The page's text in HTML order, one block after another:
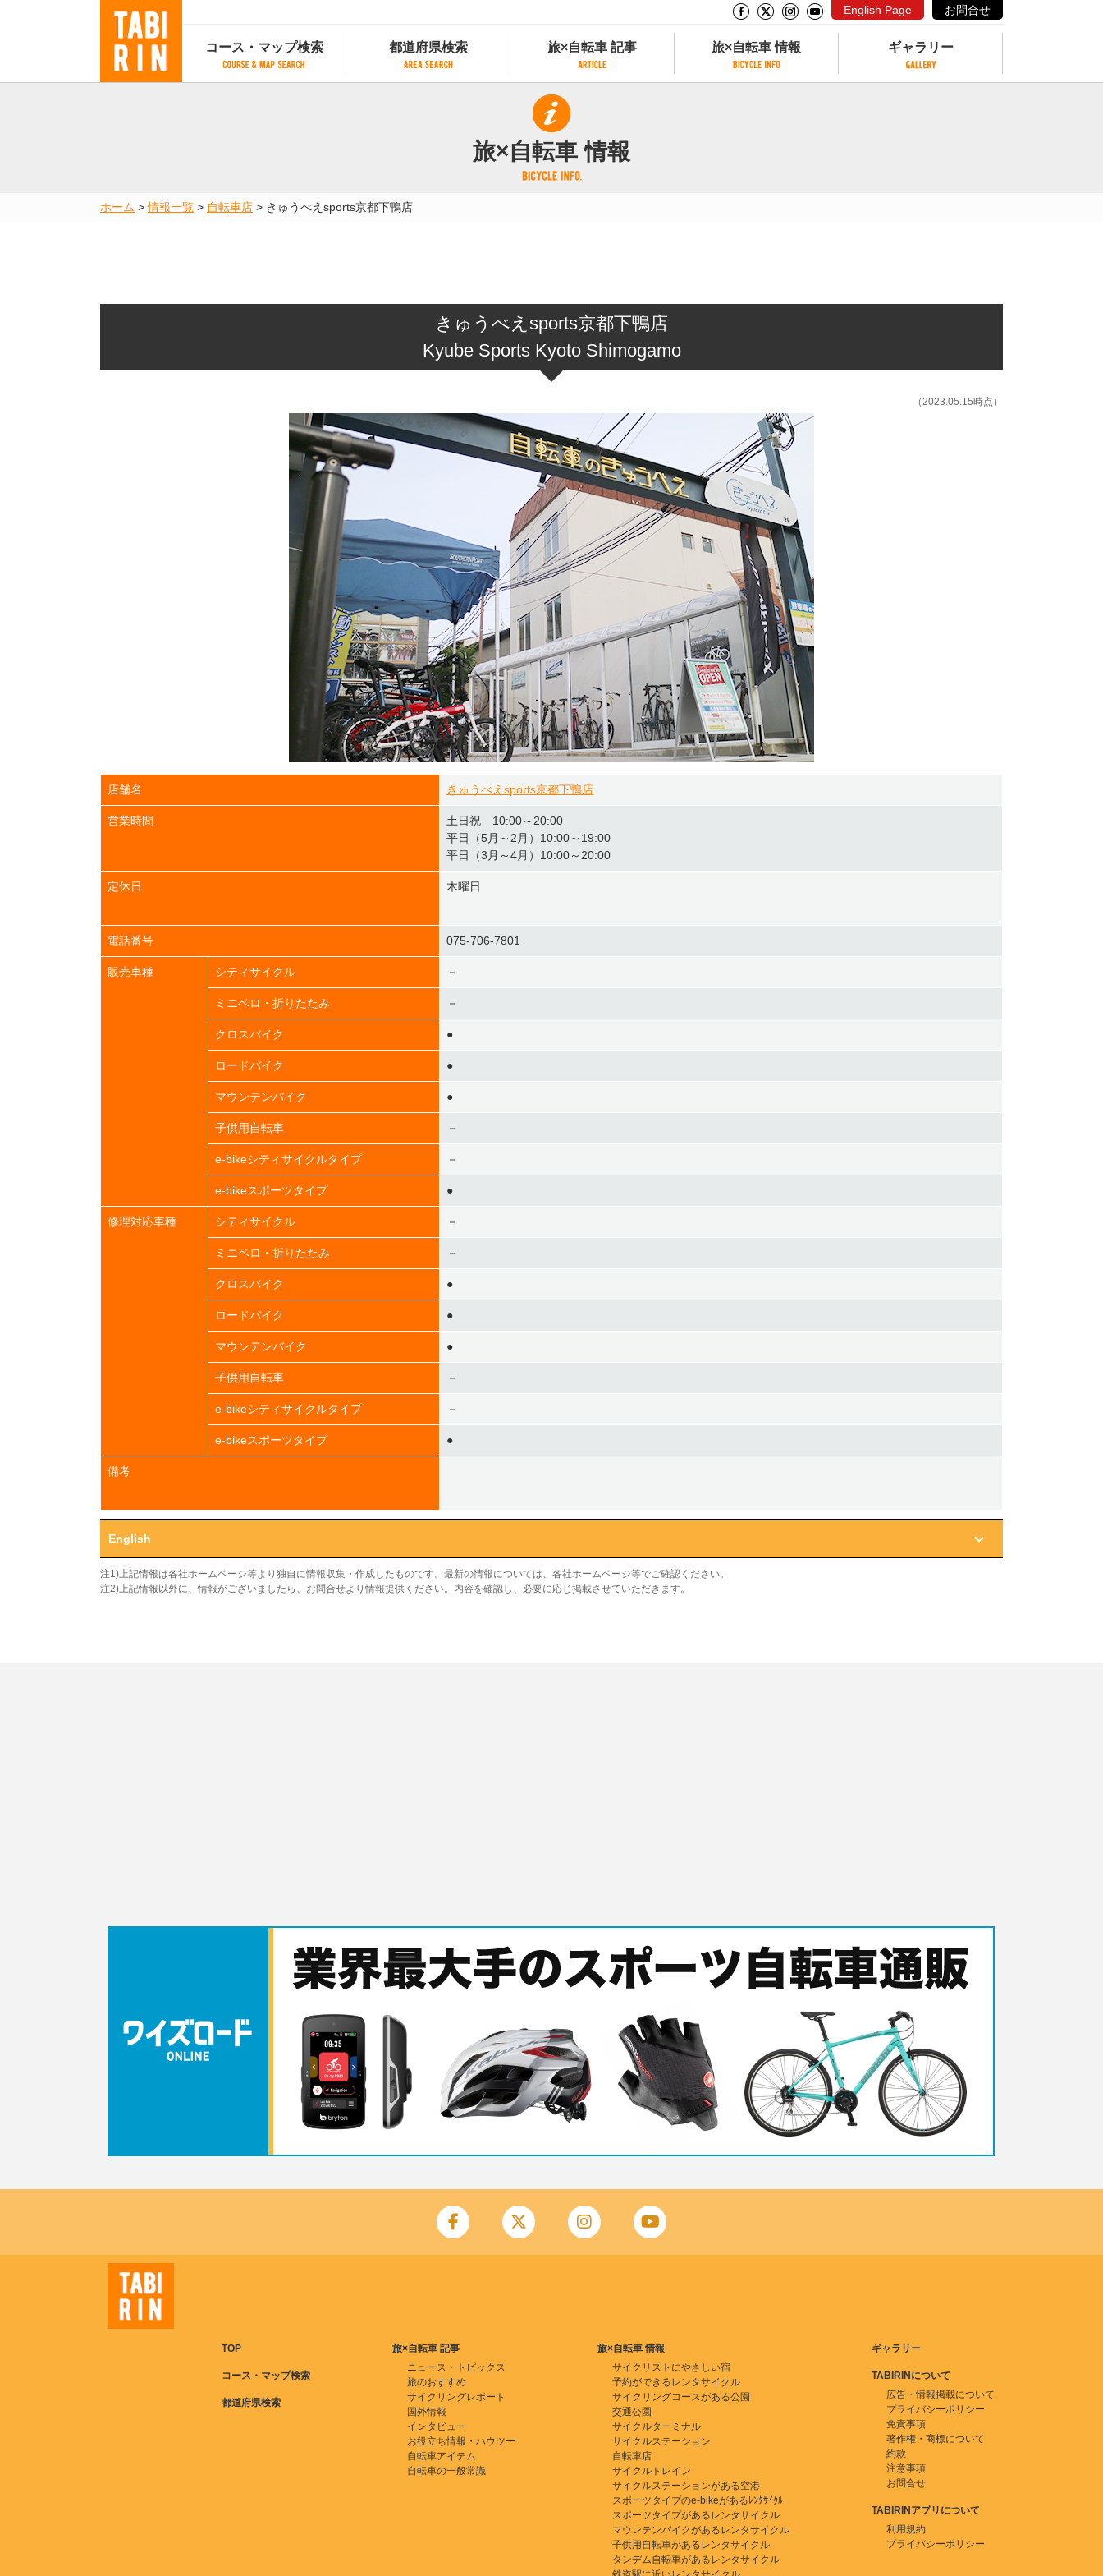
English Page お問合せ
コース・マップ検索
地図から検索
都道府県検索
都道府県別サイクリング情報
都道府県アクセスランキング
旅×自転車 記事
旅×自転車 記事
記事一覧
カテゴリから探す
旅×自転車 情報
サイクリストにやさしい宿
サイクルトレイン
タンデム自転車があるレンタサイクル
レンタサイクルがある道の駅
ギャラリー
旅×自転車 情報
ホーム >情報一覧 > 自転車店 > きゅうべえsports京都下鴨店
きゅうべえsports京都下鴨店
Kyube Sports Kyoto Shimogamo
（2023.05.15時点）
店舗名 きゅうべえsports京都下鴨店
営業時間
土日祝 10:00～20:00
平日（5月～2月）10:00～19:00
平日（3月～4月）10:00～20:00
定休日 ⽊曜⽇
電話番号 075-706-7801
販売車種 シティサイクル －
ミニベロ・折りたたみ －
クロスバイク ●
ロードバイク ●
マウンテンバイク ●
子供用自転車 －
e-bikeシティサイクルタイプ －
e-bikeスポーツタイプ ●
修理対応車種 シティサイクル －
ミニベロ・折りたたみ －
クロスバイク ●
ロードバイク ●
マウンテンバイク ●
子供用自転車 －
e-bikeシティサイクルタイプ －
e-bikeスポーツタイプ ●
備考
English
注1)上記情報は各社ホームページ等より独自に情報収集・作成したものです。最新の情報については、各社ホームページ等でご確認ください。
注2)上記情報以外に、情報がございましたら、お問合せより情報提供ください。内容を確認し、必要に応じ掲載させていただきます。
TOP
コース・マップ検索
都道府県検索
旅×自転車 記事
ニュース・トピックス
旅のおすすめ
サイクリングレポート
国外情報
インタビュー
お役立ち情報・ハウツー
自転車アイテム
自転車の一般常識
旅×自転車 情報
サイクリストにやさしい宿
予約ができるレンタサイクル
サイクリングコースがある公園
交通公園
サイクルターミナル
サイクルステーション
自転車店
サイクルトレイン
サイクルステーションがある空港
スポーツタイプのe-bikeがあるﾚﾝﾀｻｲｸﾙ
スポーツタイプがあるレンタサイクル
マウンテンバイクがあるレンタサイクル
子供用自転車があるレンタサイクル
タンデム自転車があるレンタサイクル
ギャラリー
TABIRINについて
広告・情報掲載について
プライバシーポリシー
免責事項
著作権・商標について
約款
注意事項
お問合せ
TABIRINアプリについて
利用規約
プライバシーポリシー